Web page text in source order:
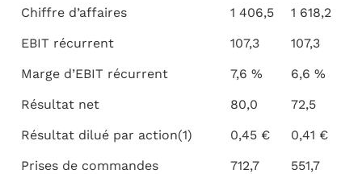
Chiffre d’affaires 1 406,5
1 618,2
EBIT récurrent
107,3
107,3
Marge d’EBIT récurrent
7,6 %
6,6 %
Résultat net
80,0
72,5
Résultat dilué par action(1)
0,45 €
0,41 €
Prises de commandes
712,7
551,7